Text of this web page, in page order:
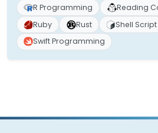
R Programming
Reading
Ruby
Rust
Shell Script
Swift Programming